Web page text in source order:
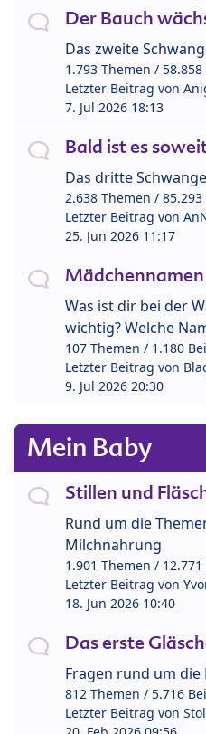
Der Bauch
Das zweite
1.793 Themen /
Letzter Beitrag von
7. Jul 2026 18:13
Bald ist es
Das dritte
2.638 Themen /
Letzter Beitrag von
25. Jun 2026 11:17
Was ist dir bei der
wichtig? Welche
107 Themen / 1.180
Letzter Beitrag von
9. Jul 2026 20:30
Mein Baby
Stillen und
Rund um die
Milchnahrung
1.901 Themen /
Letzter Beitrag von
18. Jun 2026 10:40
Das erste
Fragen rund um
812 Themen / 5.716
Letzter Beitrag von